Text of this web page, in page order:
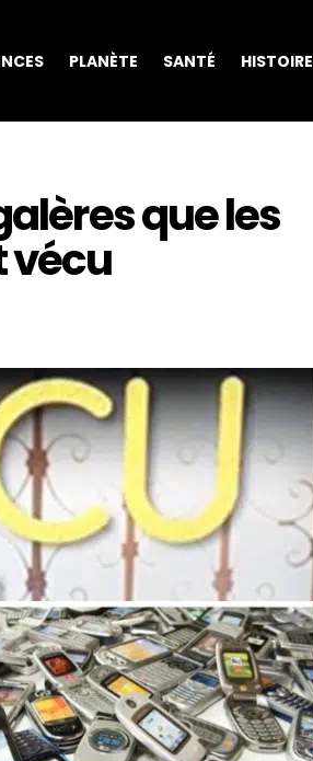
PLANÈTE SANTÉ HISTOIRE
que les
vécu